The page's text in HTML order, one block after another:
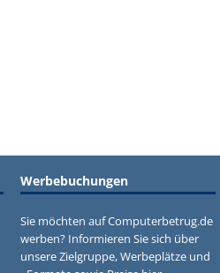
Werbebuchungen
Sie möchten auf Computerbetrug.de
werben? Informieren Sie sich über
unsere Zielgruppe, Werbeplätze und